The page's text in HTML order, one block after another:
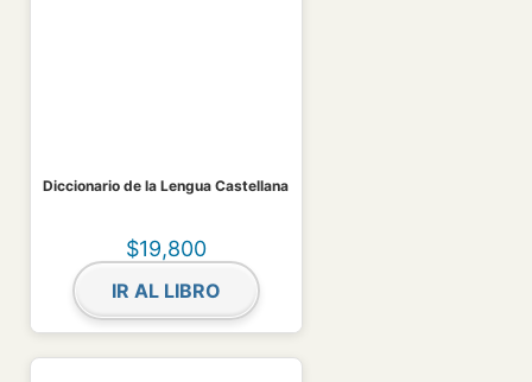
Diccionario de la Lengua Castellana
$19,800
IR AL LIBRO